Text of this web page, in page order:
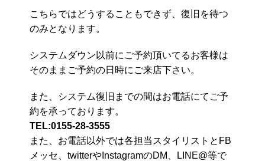
こちらではどうすることもできず、復旧を待つ
のみとなります。
システムダウン以前にご予約頂いてるお客様は
そのままご予約の日時にご来店下さい。
また、システム復旧までの間はお電話にてご予
約を承っております。
TEL:0155-28-3555
また、お電話以外では各担当スタイリストとFB
メッセ、twitterやInstagramのDM、LINE@等で